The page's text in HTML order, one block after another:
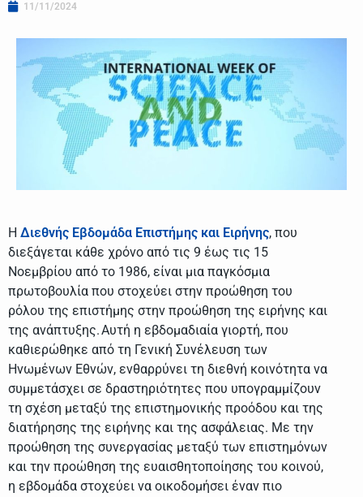
11/11/2024
H Διεθνής Εβδομάδα Επιστήμης και Ειρήνης, που
διεξάγεται κάθε χρόνο από τις 9 έως τις 15
Νοεμβρίου από το 1986, είναι μια παγκόσμια
πρωτοβουλία που στοχεύει στην προώθηση του
ρόλου της επιστήμης στην προώθηση της ειρήνης και
της ανάπτυξης. Αυτή η εβδομαδιαία γιορτή, που
καθιερώθηκε από τη Γενική Συνέλευση των
Ηνωμένων Εθνών, ενθαρρύνει τη διεθνή κοινότητα να
συμμετάσχει σε δραστηριότητες που υπογραμμίζουν
τη σχέση μεταξύ της επιστημονικής προόδου και της
διατήρησης της ειρήνης και της ασφάλειας. Με την
προώθηση της συνεργασίας μεταξύ των επιστημόνων
και την προώθηση της ευαισθητοποίησης του κοινού,
η εβδομάδα στοχεύει να οικοδομήσει έναν πιο